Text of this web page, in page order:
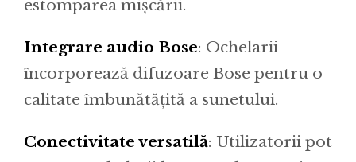
estomparea mișcării.
Integrare audio Bose: Ochelarii
încorporează difuzoare Bose pentru o
calitate îmbunătățită a sunetului.
Conectivitate versatilă: Utilizatorii pot